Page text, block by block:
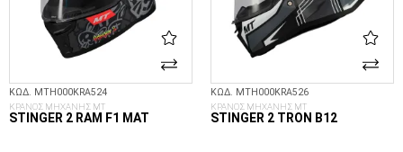
ΚΩΔ. MTH000KRA524
ΚΡΑΝΟΣ ΜΗΧΑΝΗΣ MT
STINGER 2 RAM F1 MAT
ΚΩΔ. MTH000KRA526
ΚΡΑΝΟΣ ΜΗΧΑΝΗΣ MT
STINGER 2 TRON B12